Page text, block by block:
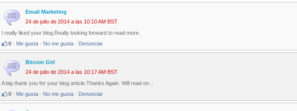
Email Marketing
24 de julio de 2014 a las 10:10 AM BST
I really liked your blog.Really looking forward to read more.
0 · Me gusta · No me gusta · Denunciar
Bitcoin Girl
24 de julio de 2014 a las 10:17 AM BST
A big thank you for your blog article.Thanks Again. Will read on...
0 · Me gusta · No me gusta · Denunciar